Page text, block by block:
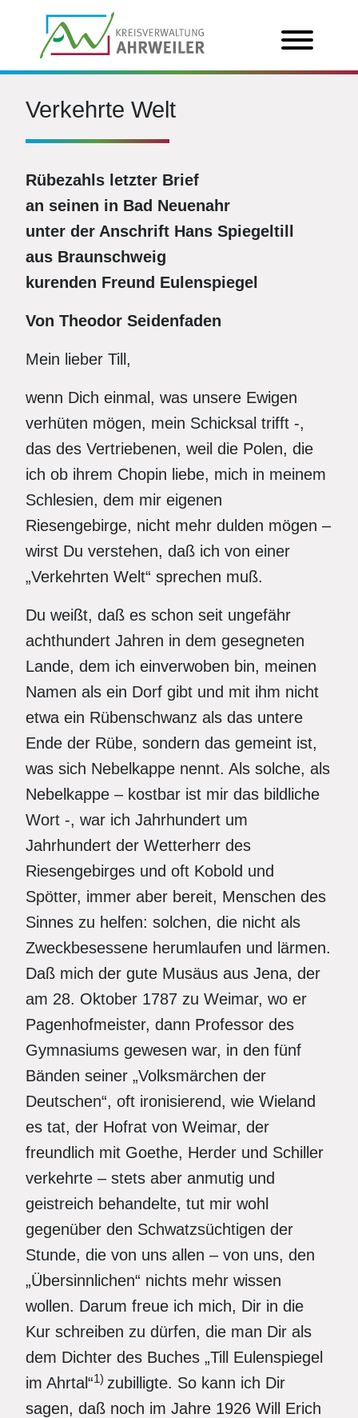
Verkehrte Welt
Rübezahls letzter Brief
an seinen in Bad Neuenahr
unter der Anschrift Hans Spiegeltill
aus Braunschweig
kurenden Freund Eulenspiegel
Von Theodor Seidenfaden
Mein lieber Till,
wenn Dich einmal, was unsere Ewigen
verhüten mögen, mein Schicksal trifft -,
das des Vertriebenen, weil die Polen, die
ich ob ihrem Chopin liebe, mich in meinem
Schlesien, dem mir eigenen
Riesengebirge, nicht mehr dulden mögen –
wirst Du verstehen, daß ich von einer
„Verkehrten Welt“ sprechen muß.
Du weißt, daß es schon seit ungefähr
achthundert Jahren in dem gesegneten
Lande, dem ich einverwoben bin, meinen
Namen als ein Dorf gibt und mit ihm nicht
etwa ein Rübenschwanz als das untere
Ende der Rübe, sondern das gemeint ist,
was sich Nebelkappe nennt. Als solche, als
Nebelkappe – kostbar ist mir das bildliche
Wort -, war ich Jahrhundert um
Jahrhundert der Wetterherr des
Riesengebirges und oft Kobold und
Spötter, immer aber bereit, Menschen des
Sinnes zu helfen: solchen, die nicht als
Zweckbesessene herumlaufen und lärmen.
Daß mich der gute Musäus aus Jena, der
am 28. Oktober 1787 zu Weimar, wo er
Pagenhofmeister, dann Professor des
Gymnasiums gewesen war, in den fünf
Bänden seiner „Volksmärchen der
Deutschen“, oft ironisierend, wie Wieland
es tat, der Hofrat von Weimar, der
freundlich mit Goethe, Herder und Schiller
verkehrte – stets aber anmutig und
geistreich behandelte, tut mir wohl
gegenüber den Schwatzsüchtigen der
Stunde, die von uns allen – von uns, den
„Übersinnlichen“ nichts mehr wissen
wollen. Darum freue ich mich, Dir in die
Kur schreiben zu dürfen, die man Dir als
dem Dichter des Buches „Till Eulenspiegel
im Ahrtal“1) zubilligte. So kann ich Dir
sagen, daß noch im Jahre 1926 Will Erich